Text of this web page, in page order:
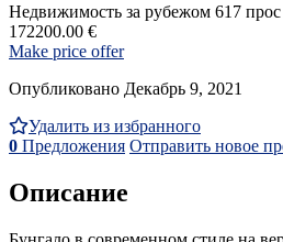
Недвижимость за рубежом 617 прос
172200.00 €
Make price offer
Опубликовано Декабрь 9, 2021
Удалить из избранного
0 Предложения Отправить новое
Описание